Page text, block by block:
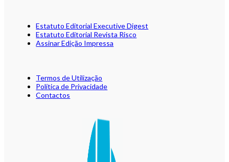
Estatuto Editorial Executive Digest
Estatuto Editorial Revista Risco
Assinar Edição Impressa
Termos de Utilização
Política de Privacidade
Contactos